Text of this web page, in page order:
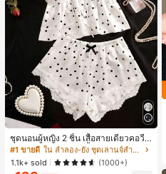
ชุดนอนผู้หญิง 2 ชิ้น เสื้อสายเดี่ยวคอวีลู
กไม้ พร้อมกางเกงขาสั้นแต่งลูกไม้ แต่ง
โบว์ที่เอว ชุดลำลองผู้หญิงนุ่มสบายน่ารั
ก สไตล์เอสเธติก
#1 ขายดี
ใน ลำลอง-ยัง ชุดเลานจ์สำหรับผู้หญิง
1.1k+ sold
(1000+)